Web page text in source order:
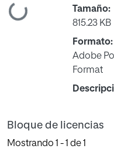
Tamaño:
815.23 KB
Formato:
Adobe
Format
Bloque de licencias
Mostrando 1 - 1 de 1